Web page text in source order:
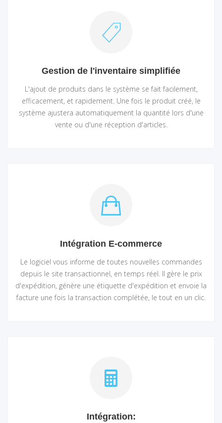
Gestion de l'inventaire simplifiée
L'ajout de produits dans le système se fait facilement,
efficacement, et rapidement. Une fois le produit créé, le
système ajustera automatiquement la quantité lors d'une
vente ou d'une réception d'articles.
Intégration E-commerce
Le logiciel vous informe de toutes nouvelles commandes
depuis le site transactionnel, en temps réel. Il gère le prix
d'expédition, génère une étiquette d'expédition et envoie la
facture une fois la transaction complétée, le tout en un clic.
Intégration: